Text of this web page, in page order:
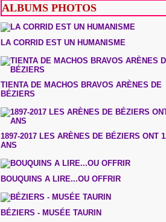
ALBUMS PHOTOS
LA CORRID EST UN HUMANISME
TIENTA DE MACHOS BRAVOS ARÈNES DE
BÉZIERS
1897-2017 LES ARÈNES DE BÉZIERS ONT
ANS
BOUQUINS A LIRE...OU OFFRIR
BÉZIERS - MUSÉE TAURIN